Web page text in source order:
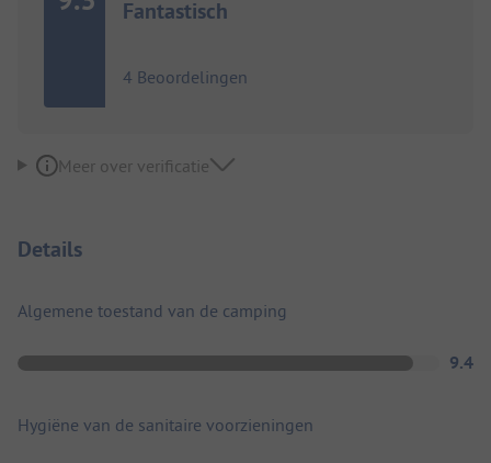
Fantastisch
4 Beoordelingen
Meer over verificatie
Details
Algemene toestand van de camping
9.4
Hygiëne van de sanitaire voorzieningen